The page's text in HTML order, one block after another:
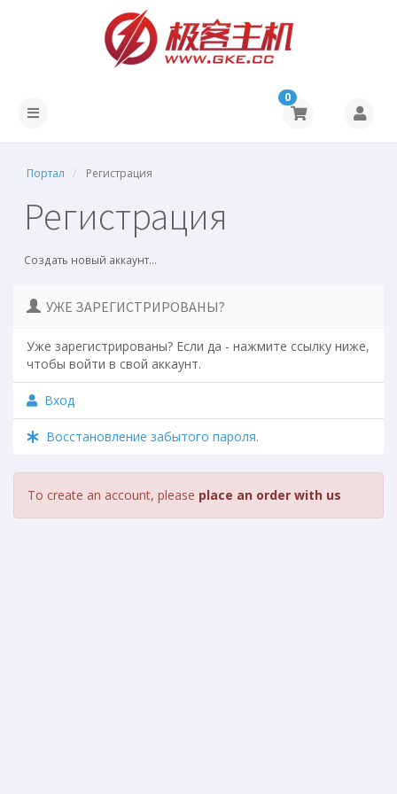
0
Портал Регистрация
Регистрация
Создать новый аккаунт...
УЖЕ ЗАРЕГИСТРИРОВАНЫ?
Уже зарегистрированы? Если да - нажмите ссылку ниже,
чтобы войти в свой аккаунт.
Вход
Восстановление забытого пароля.
To create an account, please place an order with us